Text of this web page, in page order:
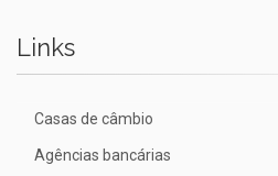
Links
Casas de câmbio
Agências bancárias